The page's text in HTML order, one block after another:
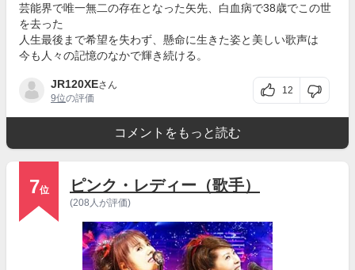
芸能界で唯一無二の存在となった矢先、白血病で38歳でこの世
を去った
人生最後まで希望を失わず、懸命に生きた姿と美しい歌声は
今も人々の記憶のなかで輝き続ける。
JR120XEさん
9位の評価
12
コメントをもっと読む
7位 ピンク・レディー（歌手）
(208人が評価)